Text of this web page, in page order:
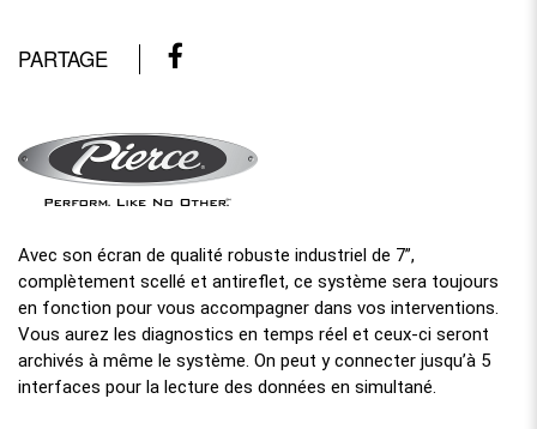
PARTAGE
Avec son écran de qualité robuste industriel de 7”,
complètement scellé et antireflet, ce système sera toujours
en fonction pour vous accompagner dans vos interventions.
Vous aurez les diagnostics en temps réel et ceux-ci seront
archivés à même le système. On peut y connecter jusqu’à 5
interfaces pour la lecture des données en simultané.